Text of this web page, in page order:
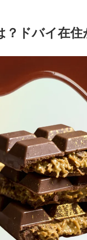
？ドバイ在住